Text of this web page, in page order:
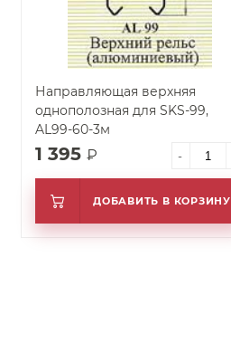
Направляющая верхняя
однополозная для SKS-99,
AL99-60-3м
1 395 ₽ -
ДОБАВИТЬ В КОРЗИНУ